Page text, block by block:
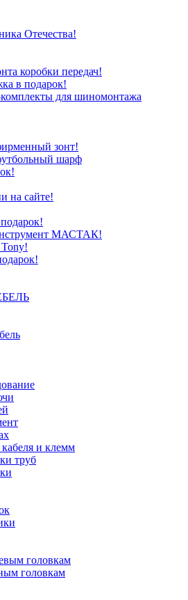
Отечества!
коробки передач!
в подарок!
для шиномонтажа
зонт!
шарф
на сайте!
МАСТАК!
и клемм
труб
головкам
головкам